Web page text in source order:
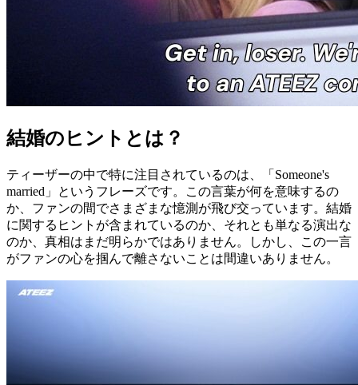
結婚のヒントとは？
ティーザーの中で特に注目されているのは、「Someone's
married」というフレーズです。この言葉が何を意味するの
か、ファンの間でさまざまな憶測が飛び交っています。結婚
に関するヒントが含まれているのか、それとも単なる演出な
のか、真相はまだ明らかではありません。しかし、この一言
がファンの心を掴んで離さないことは間違いありません。